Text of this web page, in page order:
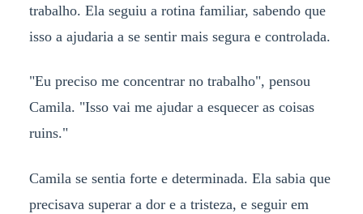
trabalho. Ela seguiu a rotina familiar, sabendo que
isso a ajudaria a se sentir mais segura e controlada.
"Eu preciso me concentrar no trabalho", pensou
Camila. "Isso vai me ajudar a esquecer as coisas
ruins."
Camila se sentia forte e determinada. Ela sabia que
precisava superar a dor e a tristeza, e seguir em